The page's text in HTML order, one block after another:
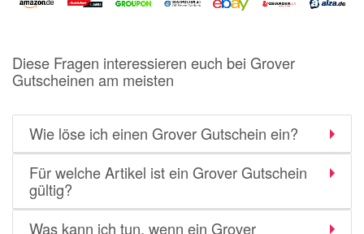
Diese Fragen interessieren euch bei Grover
Gutscheinen am meisten
Wie löse ich einen Grover Gutschein ein?
Für welche Artikel ist ein Grover Gutschein
gültig?
Was kann ich tun, wenn ein Grover